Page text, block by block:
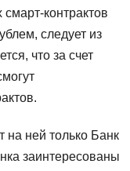
контрактов
следует из
что за счет
на ней только Банк
заинтересованы